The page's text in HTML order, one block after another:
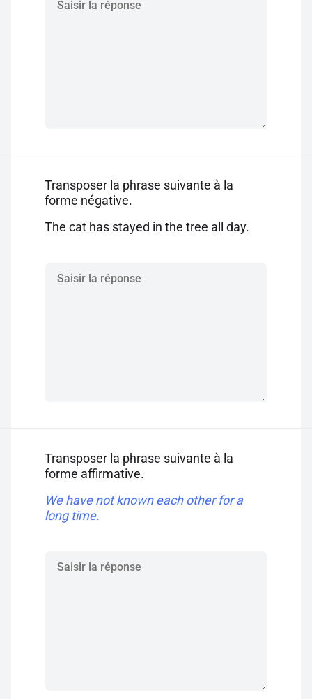
Transposer la phrase suivante à la
forme négative.
The cat has stayed in the tree all day.
Transposer la phrase suivante à la
forme affirmative.
We have not known each other for a
long time.